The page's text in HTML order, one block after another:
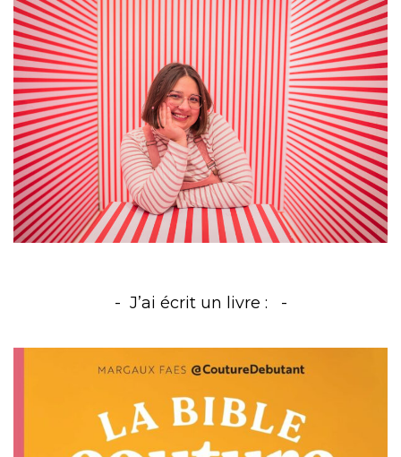
J’ai écrit un livre :